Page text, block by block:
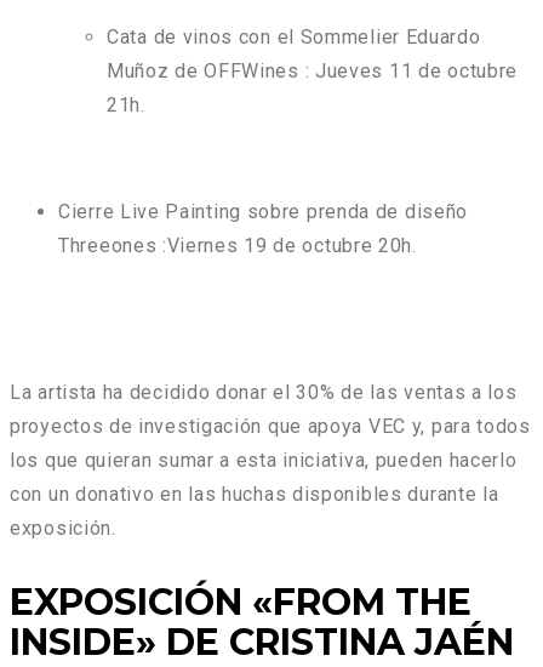
Cata de vinos con el Sommelier Eduardo
Muñoz de OFFWines : Jueves 11 de octubre
21h.
Cierre Live Painting sobre prenda de diseño
Threeones :Viernes 19 de octubre 20h.
La artista ha decidido donar el 30% de las ventas a los
proyectos de investigación que apoya VEC y, para todos
los que quieran sumar a esta iniciativa, pueden hacerlo
con un donativo en las huchas disponibles durante la
exposición.
EXPOSICIÓN «FROM THE
INSIDE» DE CRISTINA JAÉN